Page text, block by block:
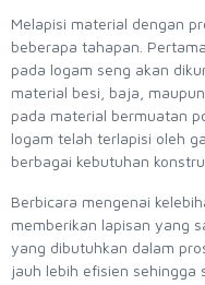
Melapisi material dengan
beberapa tahapan.
pada logam seng akan
material besi, baja,
pada material bermuatan
logam telah terlapisi oleh
berbagai kebutuhan
Berbicara mengenai
memberikan lapisan yang
yang dibutuhkan dalam
jauh lebih efisien sehingga